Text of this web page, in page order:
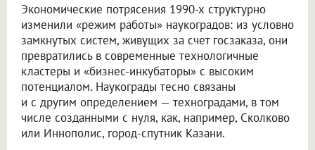
Экономические потрясения 1990-х структурно
изменили «режим работы» наукоградов: из условно
замкнутых систем, живущих за счет госзаказа, они
превратились в современные технологичные
кластеры и «бизнес-инкубаторы» с высоким
потенциалом. Наукограды тесно связаны
и с другим определением — техноградами, в том
числе созданными с нуля, как, например, Сколково
или Иннополис, город-спутник Казани.